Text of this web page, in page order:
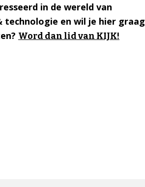
in de wereld van
technologie en wil je hier graag
Word dan lid van KIJK!